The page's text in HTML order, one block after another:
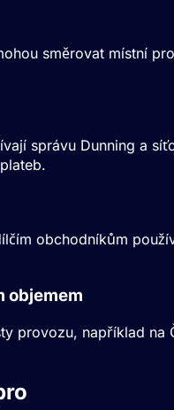
směrovat místní
správu Dunning a
obchodníkům
objemem
provozu, například